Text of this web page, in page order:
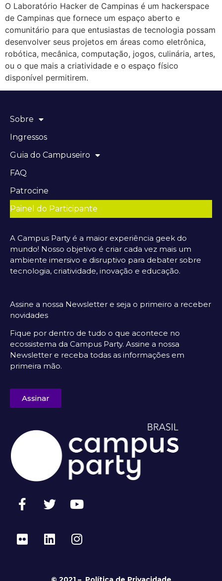
O Laboratório Hacker de Campinas é um hackerspace
de Campinas que fornece um espaço aberto e
comunitário para que entusiastas de tecnologia possam
desenvolver seus projetos em áreas como eletrônica,
robótica, mecânica, computação, jogos, culinária, artes,
ou o que mais a criatividade e o espaço físico
disponível permitirem.
Sobre
Ingressos
Guia do Campuseiro
FAQ
Patrocine
Painel do Participante
A Campus Party é a maior experiência geek do
mundo! Nosso objetivo é criar cada vez mais um
ambiente imersivo e disruptivo para debater sobre
tecnologia, criatividade, inovação e educação.
Assine a nossa Newsletter e seja o primeiro a receber
novidades
Fique por dentro de tudo o que acontece no
ecossistema da Campus Party. Assine a nossa
Newsletter e receba todas as informações em
primeira mão.
Assinar